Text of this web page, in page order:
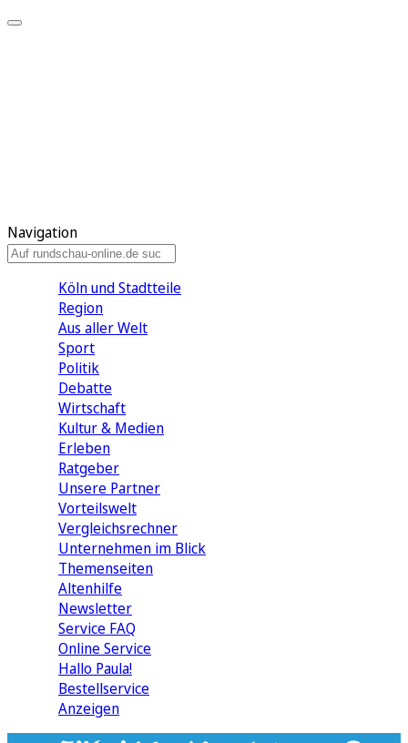
Navigation
Köln und Stadtteile
Region
Aus aller Welt
Sport
Politik
Debatte
Wirtschaft
Kultur & Medien
Erleben
Ratgeber
Unsere Partner
Vorteilswelt
Vergleichsrechner
Unternehmen im Blick
Themenseiten
Altenhilfe
Newsletter
Service FAQ
Online Service
Hallo Paula!
Bestellservice
Anzeigen